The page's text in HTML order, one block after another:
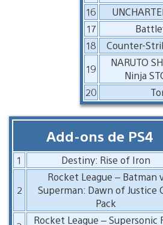
16
17
18
Counter-
19
NARUTO
Ninja
20
Add-ons de PS4
1 Destiny: Rise of Iron
2
Rocket League – Batman
Superman: Dawn of Justice
Pack
Rocket League – Supersonic